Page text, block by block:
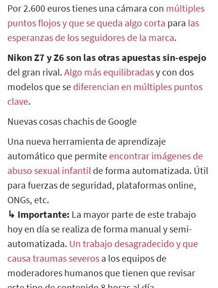
Por 2.600 euros tienes una cámara con múltiples
puntos flojos y que se queda algo corta para las
esperanzas de los seguidores de la marca.
Nikon Z7 y Z6 son las otras apuestas sin-espejo
del gran rival. Algo más equilibradasy con dos
modelos que se diferencian en múltiples puntos
clave.
Nuevas cosas chachis de Google
Una nueva herramienta de aprendizaje
automático que permite encontrar imágenes de
abuso sexual infantil de forma automatizada. Útil
para fuerzas de seguridad, plataformas online,
ONGs, etc.
↳ Importante: La mayor parte de este trabajo
hoy en día se realiza de forma manual y semi-
automatizada. Un trabajo desagradecido y que
causa traumas severos a los equipos de
moderadores humanos que tienen que revisar